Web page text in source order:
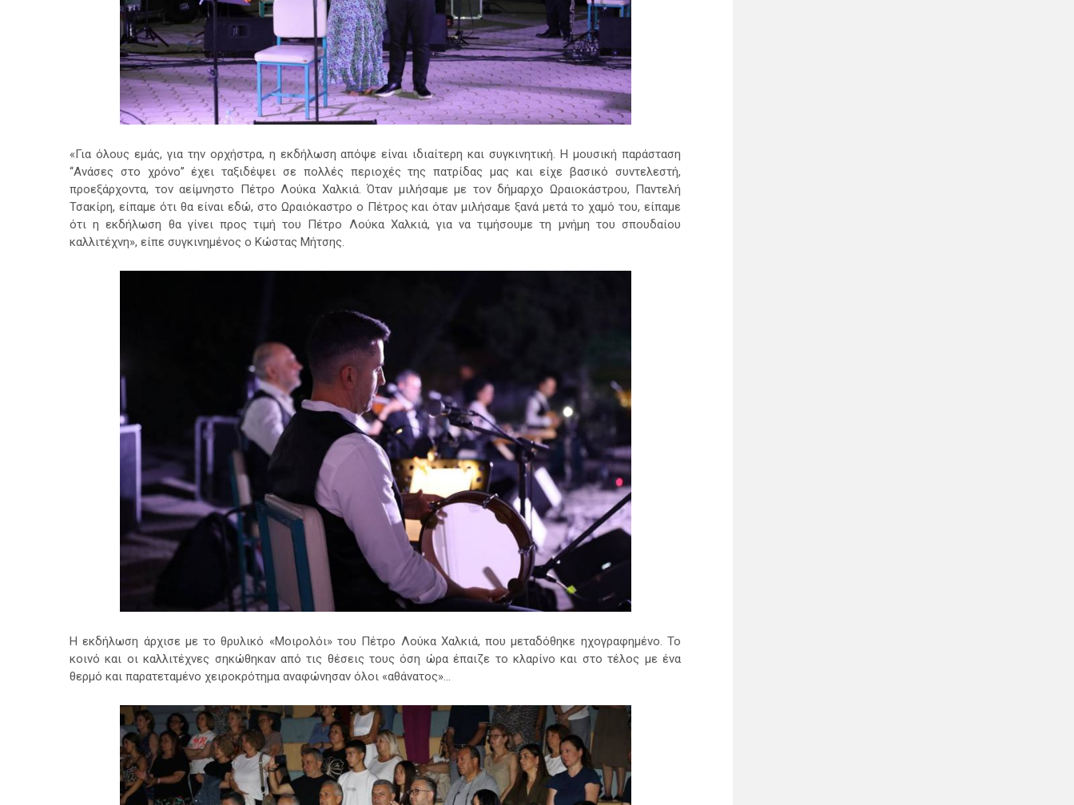
«Για όλους εμάς, για την ορχήστρα, η εκδήλωση απόψε είναι ιδιαίτερη και συγκινητική. Η μουσική παράσταση
‘‘Ανάσες στο χρόνο’’ έχει ταξιδέψει σε πολλές περιοχές της πατρίδας μας και είχε βασικό συντελεστή,
προεξάρχοντα, τον αείμνηστο Πέτρο Λούκα Χαλκιά. Όταν μιλήσαμε με τον δήμαρχο Ωραιοκάστρου, Παντελή
Τσακίρη, είπαμε ότι θα είναι εδώ, στο Ωραιόκαστρο ο Πέτρος και όταν μιλήσαμε ξανά μετά το χαμό του, είπαμε
ότι η εκδήλωση θα γίνει προς τιμή του Πέτρο Λούκα Χαλκιά, για να τιμήσουμε τη μνήμη του σπουδαίου
καλλιτέχνη», είπε συγκινημένος ο Κώστας Μήτσης.
Η εκδήλωση άρχισε με το θρυλικό «Μοιρολόι» του Πέτρο Λούκα Χαλκιά, που μεταδόθηκε ηχογραφημένο. Το
κοινό και οι καλλιτέχνες σηκώθηκαν από τις θέσεις τους όση ώρα έπαιζε το κλαρίνο και στο τέλος με ένα
θερμό και παρατεταμένο χειροκρότημα αναφώνησαν όλοι «αθάνατος»…